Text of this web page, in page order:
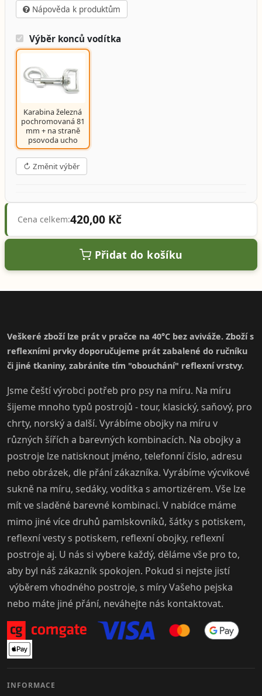
Nápověda k produktům
Výběr konců vodítka
Karabina železná
pochromovaná 81
mm + na straně
psovoda ucho
↻ Změnit výběr
Cena celkem:420,00 Kč
Přidat do košíku
Veškeré zboží lze prát v pračce na 40°C bez aviváže. Zboží s
reflexními prvky doporučujeme prát zabalené do ručníku
či jiné tkaniny, zabráníte tím "obouchání" reflexní vrstvy.
Jsme čeští výrobci potřeb pro psy na míru. Na míru
šijeme mnoho typů postrojů - tour, klasický, saňový, pro
chrty, norský a další. Vyrábíme obojky na míru v
různých šířích a barevných kombinacích. Na obojky a
postroje lze natisknout jméno, telefonní číslo, adresu
nebo obrázek, dle přání zákazníka. Vyrábíme výcvikové
sukně na míru, sedáky, vodítka s amortizérem. Vše lze
mít ve sladěné barevné kombinaci. V nabídce máme
mimo jiné více druhů pamlskovníků, šátky s potiskem,
reflexní vesty s potiskem, reflexní obojky, reflexní
postroje aj. U nás si vybere každý, děláme vše pro to,
aby byl náš zákazník spokojen. Pokud si nejste jistí
výběrem vhodného postroje, s míry Vašeho pejska
nebo máte jiné přání, neváhejte nás kontaktovat.
INFORMACE